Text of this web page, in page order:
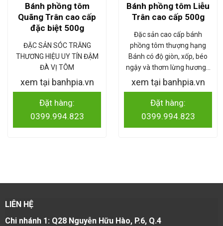
Bánh phồng tôm
Quãng Trân cao cấp
đặc biệt 500g
ĐẶC SẢN SÓC TRĂNG
THƯƠNG HIỆU UY TÍN ĐẬM
ĐÀ VỊ TÔM
xem tại banhpia.vn
Đặt hàng:
0399.994.823
Bánh phồng tôm Liễu
Trân cao cấp 500g
Đặc sản cao cấp bánh
phồng tôm thượng hạng
Bánh có độ giòn, xốp, béo
ngậy và thơm lừng hương…
xem tại banhpia.vn
Đặt hàng:
0399.994.823
LIÊN HỆ
Chi nhánh 1: Q28 Nguyễn Hữu Hào, P.6, Q.4